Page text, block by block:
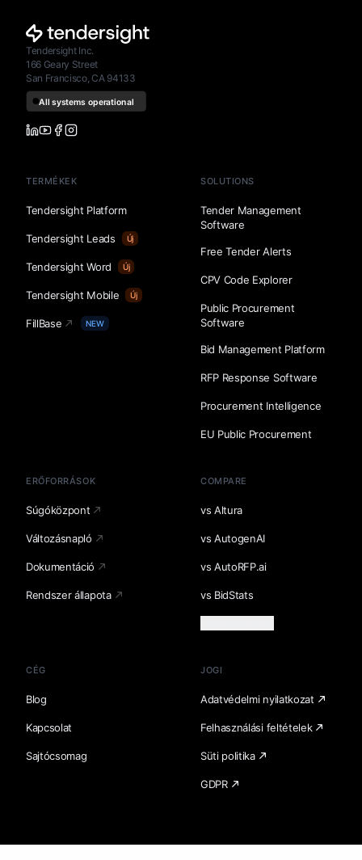
Tendersight Inc.
166 Geary Street
San Francisco, CA 94133
TERMÉKEK
Tendersight Platform
Tendersight Leads Új
Tendersight Word Új
Tendersight Mobile Új
FillBase NEW
SOLUTIONS
Tender Management
Software
Free Tender Alerts
CPV Code Explorer
Public Procurement
Software
Bid Management Platform
RFP Response Software
Procurement Intelligence
EU Public Procurement
ERŐFORRÁSOK
Súgóközpont
Változásnapló
Dokumentáció
Rendszer állapota
COMPARE
vs Altura
vs AutogenAI
vs AutoRFP.ai
vs BidStats
CÉG
Blog
Kapcsolat
Sajtócsomag
JOGI
Adatvédelmi nyilatkozat
Felhasználási feltételek
Süti politika
GDPR